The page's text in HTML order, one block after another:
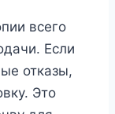
всего
Если
отказы,
Это